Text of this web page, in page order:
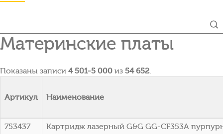
Материнские платы
Показаны записи 4 501-5 000 из 54 652.
Артикул Наименование
753437
Картридж лазерный G&G GG-CF353A